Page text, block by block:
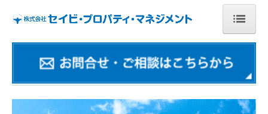
ホーム
セイビグループとは